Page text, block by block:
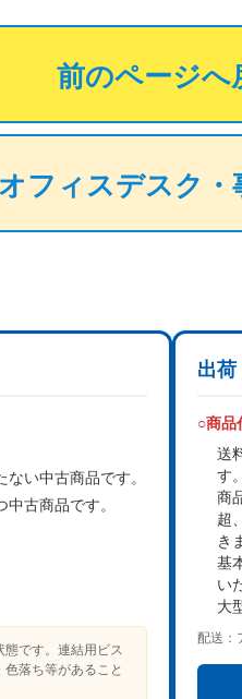
前のページへ
フィスデスク・
い中古商品です。
古商品です。
です。連結用ビス
落ち等があること
出荷
○商品
送
す
商
超
き
基
い
大
配送：